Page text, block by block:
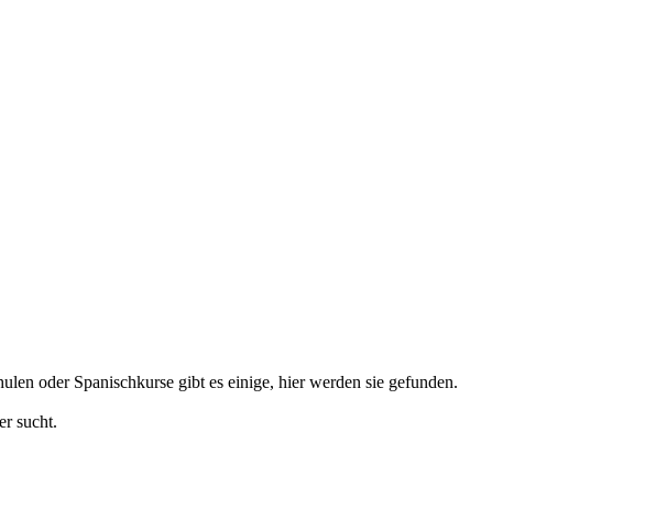
oder Spanischkurse gibt es einige, hier werden sie gefunden.
sucht.